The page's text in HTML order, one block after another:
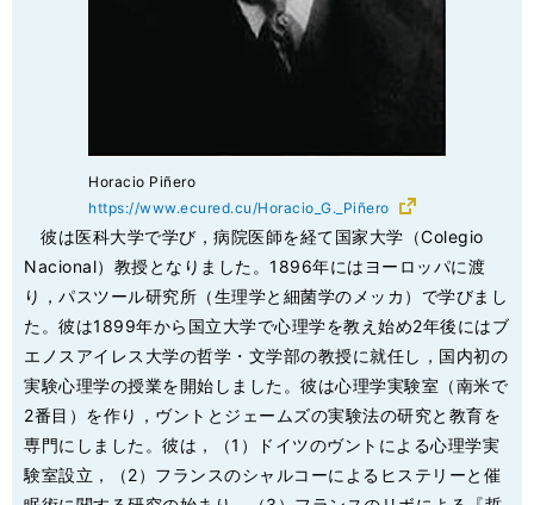
Horacio Piñero
https://www.ecured.cu/Horacio_G._Piñero
彼は医科大学で学び，病院医師を経て国家大学（Colegio
Nacional）教授となりました。1896年にはヨーロッパに渡
り，パスツール研究所（生理学と細菌学のメッカ）で学びまし
た。彼は1899年から国立大学で心理学を教え始め2年後にはブ
エノスアイレス大学の哲学・文学部の教授に就任し，国内初の
実験心理学の授業を開始しました。彼は心理学実験室（南米で
2番目）を作り，ヴントとジェームズの実験法の研究と教育を
専門にしました。彼は，（1）ドイツのヴントによる心理学実
験室設立，（2）フランスのシャルコーによるヒステリーと催